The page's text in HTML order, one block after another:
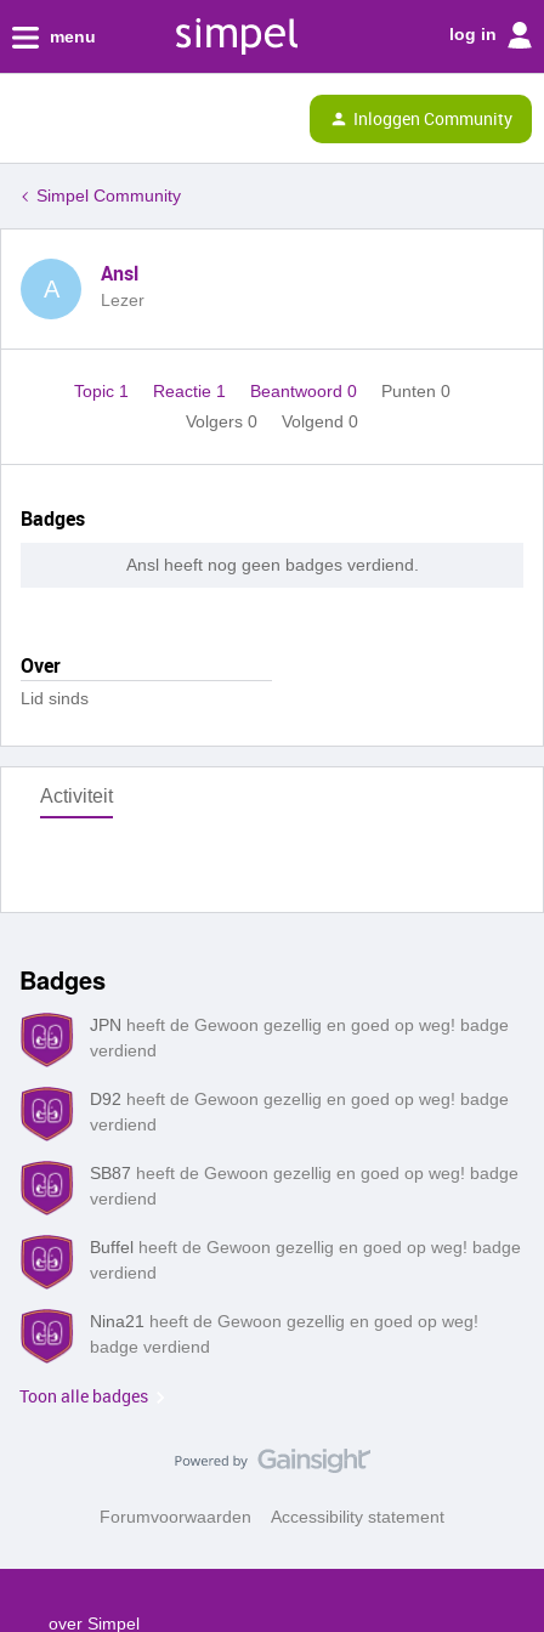
menu log in
Inloggen Community
Simpel Community
A
Ansl
Lezer
Topic 1 Reactie 1 Beantwoord 0
Punten 0
Volgers 0 Volgend 0
Badges
Ansl heeft nog geen badges verdiend.
Over
Lid sinds
Activiteit
Badges
JPN heeft de Gewoon gezellig en goed op weg! badge
verdiend
D92 heeft de Gewoon gezellig en goed op weg! badge
verdiend
SB87 heeft de Gewoon gezellig en goed op weg! badge
verdiend
Buffel heeft de Gewoon gezellig en goed op weg! badge
verdiend
Nina21 heeft de Gewoon gezellig en goed op weg!
badge verdiend
Toon alle badges
Forumvoorwaarden Accessibility statement
over Simpel